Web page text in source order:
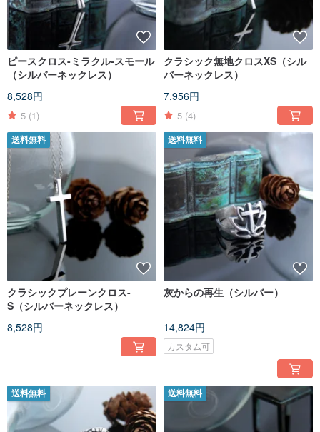
ピースクロス-ミラクル-スモール
（シルバーネックレス）
8,528円
5 (1)
クラシック無地クロスXS（シル
バーネックレス）
7,956円
5 (4)
送料無料
クラシックプレーンクロス-
S（シルバーネックレス）
8,528円
送料無料
灰からの再生（シルバー）
14,824円
カスタム可
送料無料 送料無料